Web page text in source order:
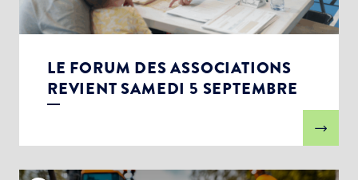
LE FORUM DES ASSOCIATIONS
REVIENT SAMEDI 5 SEPTEMBRE